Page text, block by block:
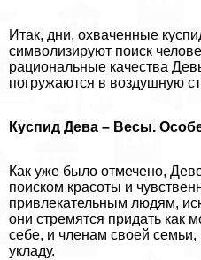
Итак, дни, охваченные
символизируют поиск
рациональные качества
погружаются в воздушную
Куспид Дева – Весы.
Как уже было отмечено,
поиском красоты и
привлекательным людям,
они стремятся придать как
себе, и члeнам своей
укладу.